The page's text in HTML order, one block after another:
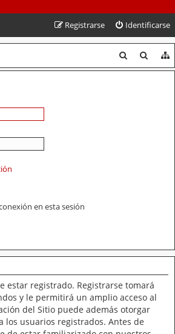
Identificarse
Registrarse
u
u
en esta sesión
estar registrado. Registrarse tomará
y le permitirá un amplio acceso al
del Sitio puede además otorgar
los usuarios registrados. Antes de